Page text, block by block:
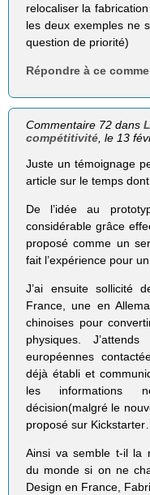
relocaliser la
les deux exemples ne
question de priorité)
Répondre à ce
Commentaire 72 dans
compétitivité , le 13
Juste un témoignage
article sur le temps
De l’idée au
considérable grâce
proposé comme un
fait l’expérience pour
J’ai ensuite sollicité
France, une en
chinoises pour
physiques.
européennes
déjà établi et
les informations
décision(malgré le
proposé sur Kickstarter…
Ainsi va semble t-il la
du monde si on ne
Design en France,